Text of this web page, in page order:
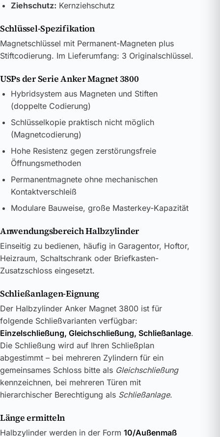
Ziehschutz: Kernziehschutz
Schlüssel-Spezifikation
Magnetschlüssel mit Permanent-Magneten plus
Stiftcodierung. Im Lieferumfang: 3 Originalschlüssel.
USPs der Serie Anker Magnet 3800
Hybridsystem aus Magneten und Stiften
(doppelte Codierung)
Schlüsselkopie praktisch nicht möglich
(Magnetcodierung)
Hohe Resistenz gegen zerstörungsfreie
Öffnungsmethoden
Permanentmagnete ohne mechanischen
Kontaktverschleiß
Modulare Bauweise, große Masterkey-Kapazität
Anwendungsbereich Halbzylinder
Einseitig zu bedienen, häufig in Garagentor, Hoftor,
Heizraum, Schaltschrank oder Briefkasten-
Zusatzschloss eingesetzt.
Schließanlagen-Eignung
Der Halbzylinder Anker Magnet 3800 ist für
folgende Schließvarianten verfügbar:
Einzelschließung, Gleichschließung, Schließanlage.
Die Schließung wird auf Ihren Schließplan
abgestimmt – bei mehreren Zylindern für ein
gemeinsames Schloss bitte als Gleichschließung
kennzeichnen, bei mehreren Türen mit
hierarchischer Berechtigung als Schließanlage.
Länge ermitteln
Halbzylinder werden in der Form 10/Außenmaß